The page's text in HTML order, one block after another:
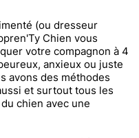
(ou dresseur
Chien vous
votre compagnon à 4
anxieux ou juste
avons des méthodes
et surtout tous les
chien avec une